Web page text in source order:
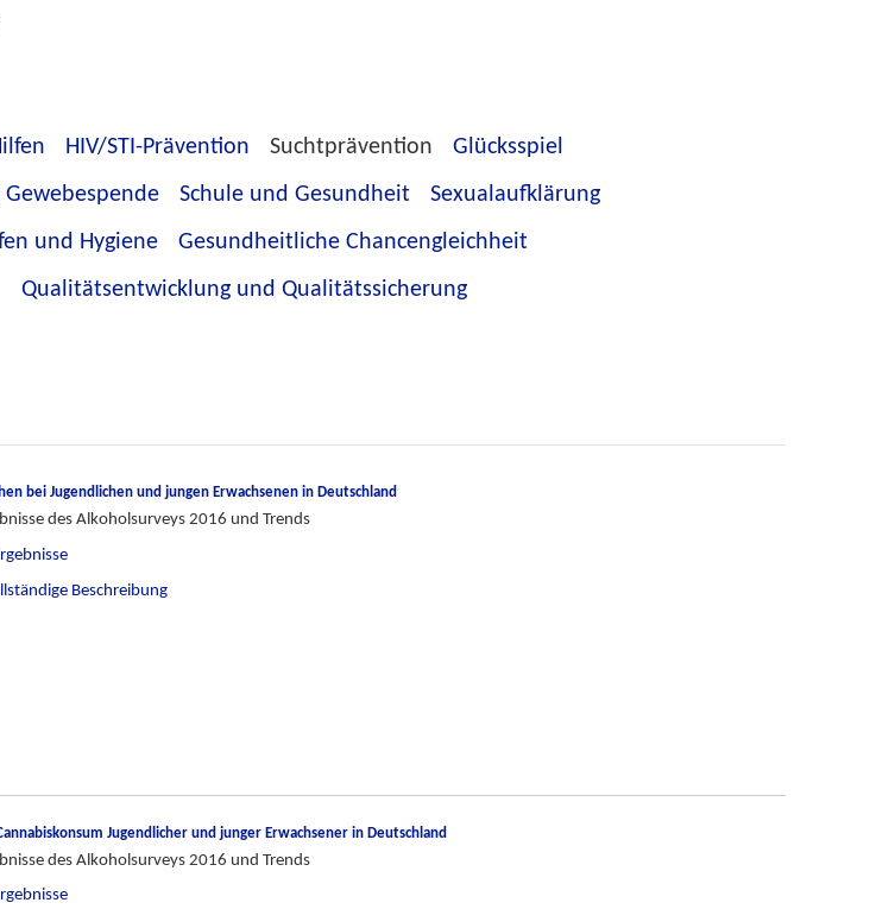
HIV/STI-Prävention Suchtprävention
Glücksspiel
Schule und Gesundheit
Sexualaufklärung
und Hygiene
Gesundheitliche Chancengleichheit
Qualitätsentwicklung und Qualitätssicherung
bei Jugendlichen und jungen Erwachsenen in Deutschland
des Alkoholsurveys 2016 und Trends
Beschreibung
Jugendlicher und junger Erwachsener in Deutschland
des Alkoholsurveys 2016 und Trends